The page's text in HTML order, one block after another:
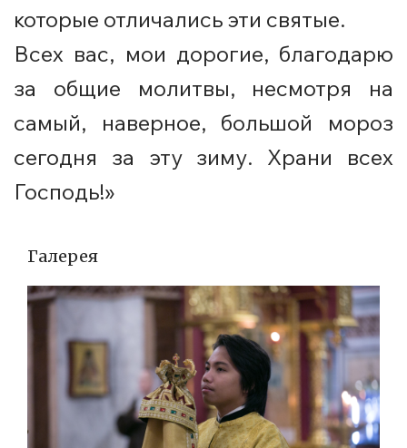
которые отличались эти святые.
Всех вас, мои дорогие, благодарю
за общие молитвы, несмотря на
самый, наверное, большой мороз
сегодня за эту зиму. Храни всех
Господь!»
Галерея